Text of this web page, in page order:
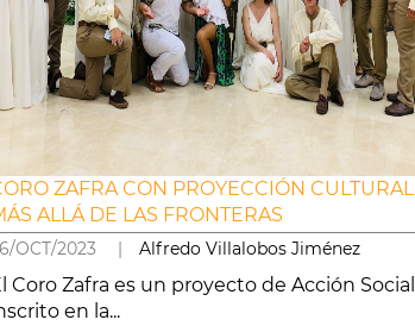
ZAFRA CON PROYECCIÓN CULTURAL
ALLÁ DE LAS FRONTERAS
OCT/2023 | Alfredo Villalobos Jiménez
Coro Zafra es un proyecto de Acción Social
en la...